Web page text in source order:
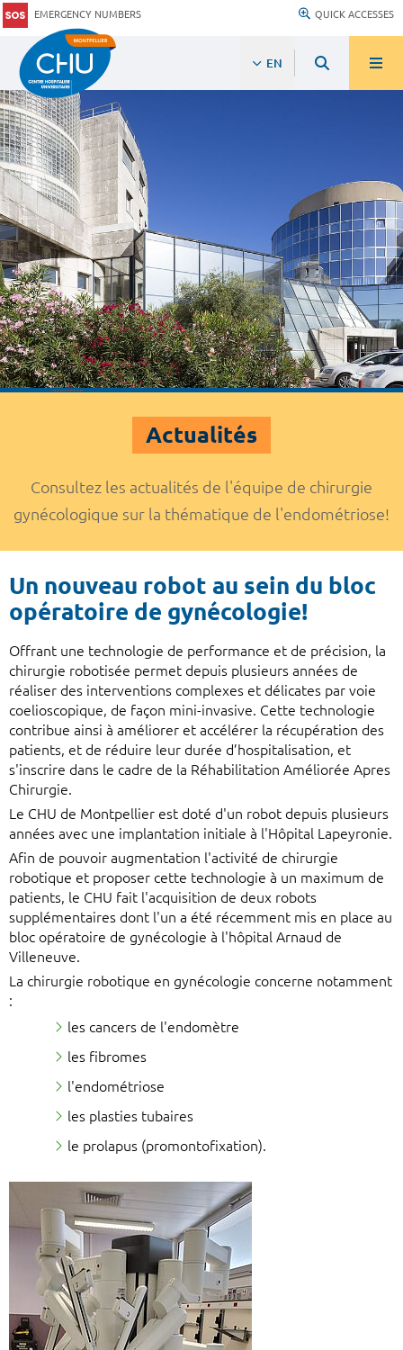
EMERGENCY NUMBERS QUICK ACCESSES
EN
Actualités
Consultez les actualités de l'équipe de chirurgie
gynécologique sur la thématique de l'endométriose!
Un nouveau robot au sein du bloc
opératoire de gynécologie!
Offrant une technologie de performance et de précision, la
chirurgie robotisée permet depuis plusieurs années de
réaliser des interventions complexes et délicates par voie
coelioscopique, de façon mini-invasive. Cette technologie
contribue ainsi à améliorer et accélérer la récupération des
patients, et de réduire leur durée d’hospitalisation, et
s'inscrire dans le cadre de la Réhabilitation Améliorée Apres
Chirurgie.
Le CHU de Montpellier est doté d'un robot depuis plusieurs
années avec une implantation initiale à l'Hôpital Lapeyronie.
Afin de pouvoir augmentation l'activité de chirurgie
robotique et proposer cette technologie à un maximum de
patients, le CHU fait l'acquisition de deux robots
supplémentaires dont l'un a été récemment mis en place au
bloc opératoire de gynécologie à l'hôpital Arnaud de
Villeneuve.
La chirurgie robotique en gynécologie concerne notamment
:
les cancers de l'endomètre
les fibromes
l'endométriose
les plasties tubaires
le prolapus (promontofixation).